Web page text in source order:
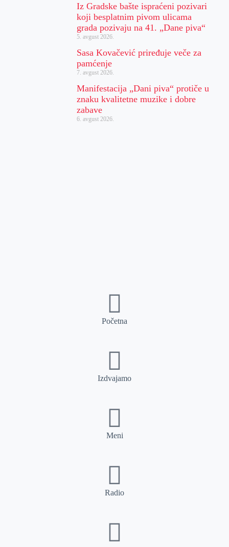
Iz Gradske bašte ispraćeni pozivari
koji besplatnim pivom ulicama
grada pozivaju na 41. „Dane piva“
5. avgust 2026.
Sasa Kovačević priređuje veče za
pamćenje
7. avgust 2026.
Manifestacija „Dani piva“ protiče u
znaku kvalitetne muzike i dobre
zabave
6. avgust 2026.
Početna
Izdvajamo
Meni
Radio